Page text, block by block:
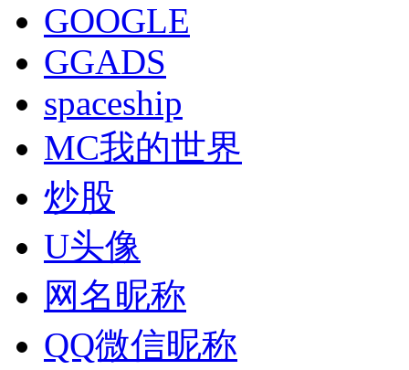
GOOGLE
GGADS
spaceship
MC我的世界
炒股
U头像
网名昵称
QQ微信昵称